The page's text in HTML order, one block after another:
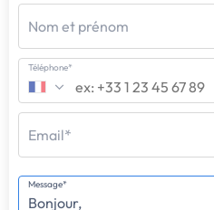
Nom et prénom
Téléphone*
Email*
Message*